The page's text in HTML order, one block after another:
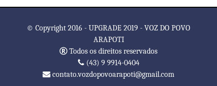
© Copyright 2016 - UPGRADE 2019 - VOZ DO POVO
ARAPOTI
Todos os direitos reservados
(43) 9 9914-0404
contato.vozdopovoarapoti@gmail.com